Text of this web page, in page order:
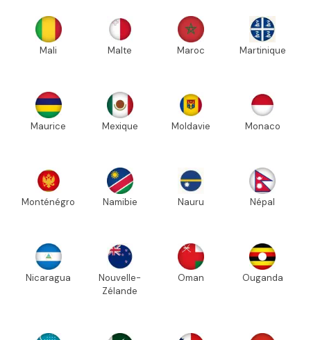
Mali Malte Maroc Martinique
Maurice Mexique Moldavie Monaco
Monténégro Namibie Nauru Népal
Nicaragua
Nouvelle-
Zélande
Oman Ouganda